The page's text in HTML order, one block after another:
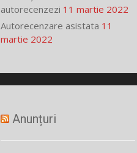
autorecenzezi 11 martie 2022
Autorecenzare asistata 11
martie 2022
Anunțuri